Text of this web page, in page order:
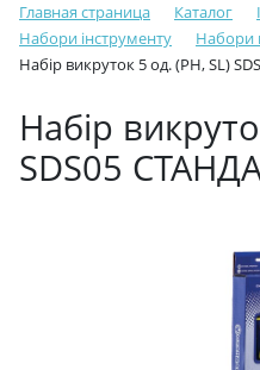
Главная страница Каталог
Набори інструменту
Набори
Набір викруток 5 од. (PH, SL)
Набір
SDS05